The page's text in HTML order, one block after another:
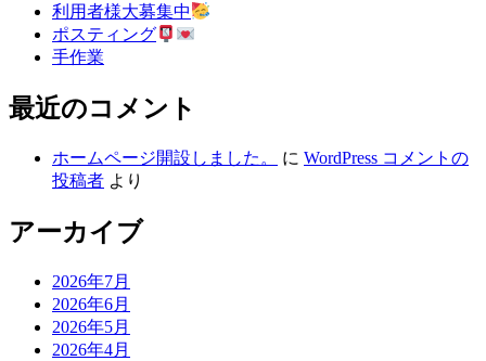
利用者様大募集中
ポスティング
手作業
最近のコメント
ホームページ開設しました。 に WordPress コメントの
投稿者 より
アーカイブ
2026年7月
2026年6月
2026年5月
2026年4月